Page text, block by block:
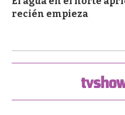
recién empieza